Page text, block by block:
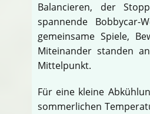
Balancieren, der
spannende Bobbycar-
gemeinsame Spiele,
Miteinander standen
Mittelpunkt.
Für eine kleine
sommerlichen